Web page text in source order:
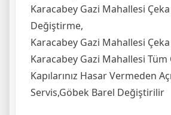
Karacabey Gazi Mahallesi Çeka
Değiştirme,
Karacabey Gazi Mahallesi Çeka
Karacabey Gazi Mahallesi Tüm
Kapılarınız Hasar Vermeden
Servis,Göbek Barel Değiştirilir